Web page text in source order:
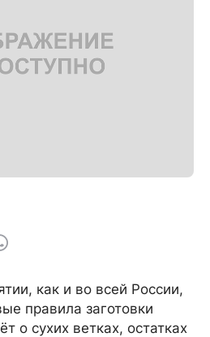
как и во всей России,
правила заготовки
о сухих ветках, остатках